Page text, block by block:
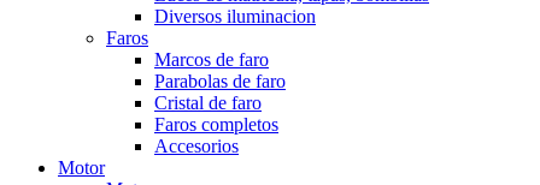
Diversos iluminacion
Faros
Marcos de faro
Parabolas de faro
Cristal de faro
Faros completos
Accesorios
Motor